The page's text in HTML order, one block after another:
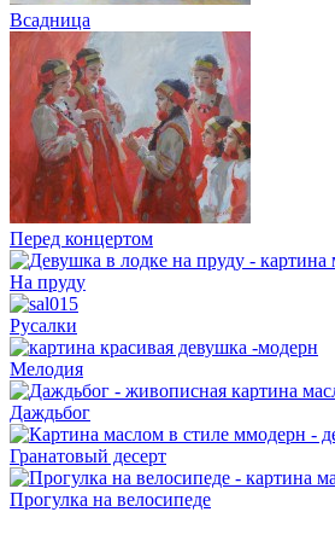
Всадница
Перед концертом
На пруду
Русалки
Мелодия
Даждьбог
Гранатовый десерт
Прогулка на велосипеде